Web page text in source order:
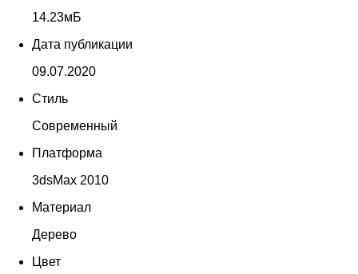
14.23мБ
Дата публикации
09.07.2020
Стиль
Современный
Платформа
3dsMax 2010
Материал
Дерево
Цвет